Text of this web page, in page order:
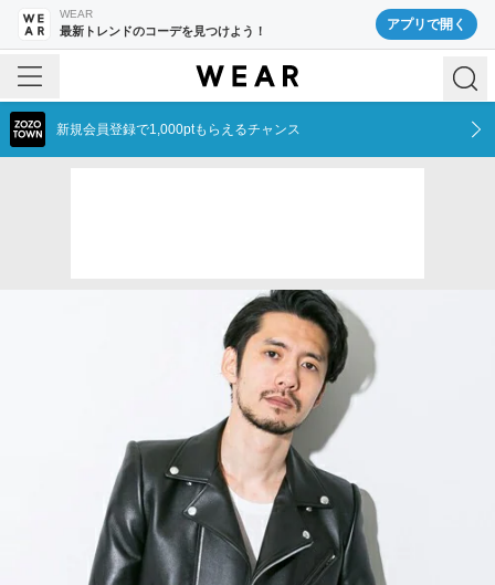
WEAR
最新トレンドのコーデを見つけよう！ アプリで開く
新規会員登録で1,000ptもらえるチャンス